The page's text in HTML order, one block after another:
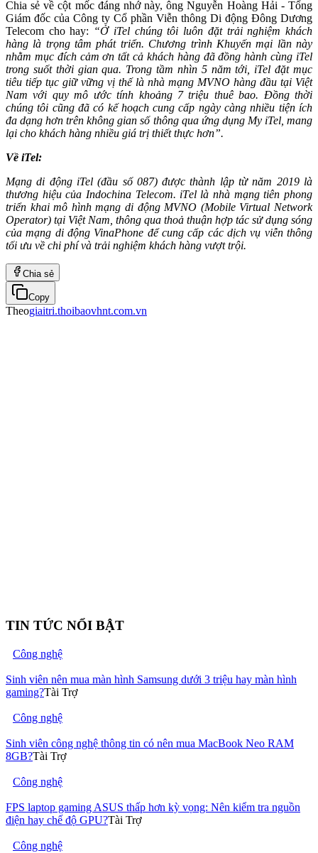
Chia sẻ về cột mốc đáng nhớ này, ông Nguyễn Hoàng Hải - Tổng
Giám đốc của Công ty Cổ phần Viễn thông Di động Đông Dương
Telecom cho hay: “Ở iTel chúng tôi luôn đặt trải nghiệm khách
hàng là trọng tâm phát triển. Chương trình Khuyến mại lần này
nhằm mục đích cảm ơn tất cả khách hàng đã đồng hành cùng iTel
trong suốt thời gian qua. Trong tầm nhìn 5 năm tới, iTel đặt mục
tiêu tiếp tục giữ vững vị thế là nhà mạng MVNO hàng đầu tại Việt
Nam với quy mô ước tính khoảng 7 triệu thuê bao. Đồng thời
chúng tôi cũng đã có kế hoạch cung cấp ngày càng nhiều tiện ích
đa dạng hơn trên không gian số thông qua ứng dụng My iTel, mang
lại cho khách hàng nhiều giá trị thiết thực hơn”.
Về iTel:
Mạng di động iTel (đầu số 087) được thành lập từ năm 2019 là
thương hiệu của Indochina Telecom. iTel là nhà mạng tiên phong
triển khai mô hình mạng di động MVNO (Mobile Virtual Network
Operator) tại Việt Nam, thông qua thoả thuận hợp tác sử dụng sóng
của mạng di động VinaPhone để cung cấp các dịch vụ viễn thông
tối ưu về chi phí và trải nghiệm khách hàng vượt trội.
Chia sẻ
Copy
Theogiaitri.thoibaovhnt.com.vn
TIN TỨC NỔI BẬT
Công nghệ
Sinh viên nên mua màn hình Samsung dưới 3 triệu hay màn hình
gaming?Tài Trợ
Công nghệ
Sinh viên công nghệ thông tin có nên mua MacBook Neo RAM
8GB?Tài Trợ
Công nghệ
FPS laptop gaming ASUS thấp hơn kỳ vọng: Nên kiểm tra nguồn
điện hay chế độ GPU?Tài Trợ
Công nghệ